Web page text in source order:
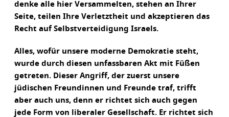
denke alle hier Versammelten, stehen an Ihrer
Seite, teilen Ihre Verletztheit und akzeptieren das
Recht auf Selbstverteidigung Israels.
Alles, wofür unsere moderne Demokratie steht,
wurde durch diesen unfassbaren Akt mit Füßen
getreten. Dieser Angriff, der zuerst unsere
jüdischen Freundinnen und Freunde traf, trifft
aber auch uns, denn er richtet sich auch gegen
jede Form von liberaler Gesellschaft. Er richtet sich